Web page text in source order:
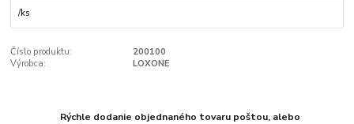
/ks
Číslo produktu:
200100
Výrobca:
LOXONE
Rýchle dodanie objednaného tovaru poštou, alebo